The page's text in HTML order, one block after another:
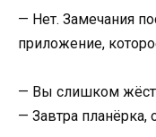
— Нет. Замечания
приложение,
— Вы слишком
— Завтра планёрка,